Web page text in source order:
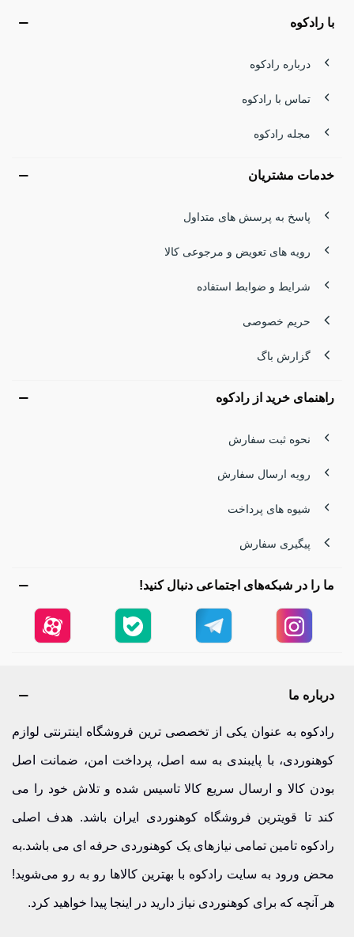
با رادکوه
درباره رادکوه
تماس با رادکوه
مجله رادکوه
خدمات مشتریان
پاسخ به پرسش های متداول
رویه های تعویض و مرجوعی کالا
شرایط و ضوابط استفاده
حریم خصوصی
گزارش باگ
راهنمای خرید از رادکوه
نحوه ثبت سفارش
رویه ارسال سفارش
شیوه های پرداخت
پیگیری سفارش
ما را در شبکه‌های اجتماعی دنبال کنید!
درباره ما
رادکوه به عنوان یکی از تخصصی ترین فروشگاه اینترنتی لوازم
کوهنوردی، با پایبندی به سه اصل، پرداخت امن، ضمانت اصل
بودن کالا و ارسال سریع کالا تاسیس شده و تلاش خود را می
کند تا قویترین فروشگاه کوهنوردی ایران باشد. هدف اصلی
رادکوه تامین تمامی نیازهای یک کوهنوردی حرفه ای می باشد.به
محض ورود به سایت رادکوه با بهترین کالاها رو به رو می‌شوید!
هر آنچه که برای کوهنوردی نیاز دارید در اینجا پیدا خواهید کرد.